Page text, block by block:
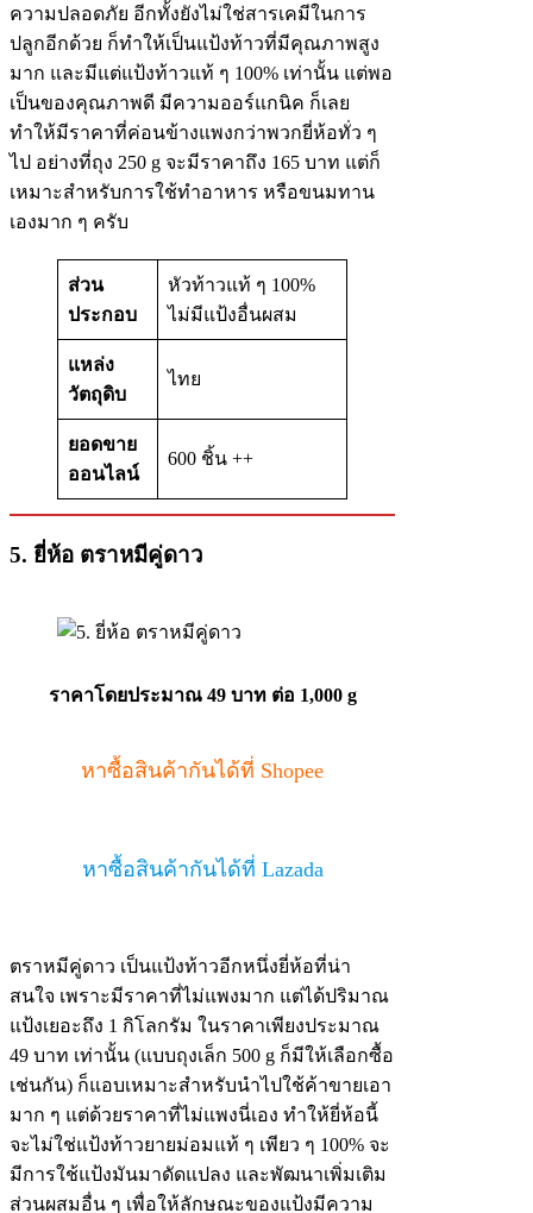
ความปลอดภัย อีกทั้งยังไม่ใช่สารเคมีในการ
ปลูกอีกด้วย ก็ทำให้เป็นแป้งท้าวที่มีคุณภาพสูง
มาก และมีแต่แป้งท้าวแท้ ๆ 100% เท่านั้น แต่พอ
เป็นของคุณภาพดี มีความออร์แกนิค ก็เลย
ทำให้มีราคาที่ค่อนข้างแพงกว่าพวกยี่ห้อทั่ว ๆ
ไป อย่างที่ถุง 250 g จะมีราคาถึง 165 บาท แต่ก็
เหมาะสำหรับการใช้ทำอาหาร หรือขนมทาน
เองมาก ๆ ครับ
ส่วน
ประกอบ
หัวท้าวแท้ ๆ 100%
ไม่มีแป้งอื่นผสม
แหล่ง
วัตถุดิบ
ไทย
ยอดขาย
ออนไลน์
600 ชิ้น ++
5. ยี่ห้อ ตราหมีคู่ดาว
ราคาโดยประมาณ 49 บาท ต่อ 1,000 g
หาซื้อสินค้ากันได้ที่ Shopee
หาซื้อสินค้ากันได้ที่ Lazada
ตราหมีคู่ดาว เป็นแป้งท้าวอีกหนึ่งยี่ห้อที่น่า
สนใจ เพราะมีราคาที่ไม่แพงมาก แต่ได้ปริมาณ
แป้งเยอะถึง 1 กิโลกรัม ในราคาเพียงประมาณ
49 บาท เท่านั้น (แบบถุงเล็ก 500 g ก็มีให้เลือกซื้อ
เช่นกัน) ก็แอบเหมาะสำหรับนำไปใช้ค้าขายเอา
มาก ๆ แต่ด้วยราคาที่ไม่แพงนี่เอง ทำให้ยี่ห้อนี้
จะไม่ใช่แป้งท้าวยายม่อมแท้ ๆ เพียว ๆ 100% จะ
มีการใช้แป้งมันมาดัดแปลง และพัฒนาเพิ่มเติม
ส่วนผสมอื่น ๆ เพื่อให้ลักษณะของแป้งมีความ